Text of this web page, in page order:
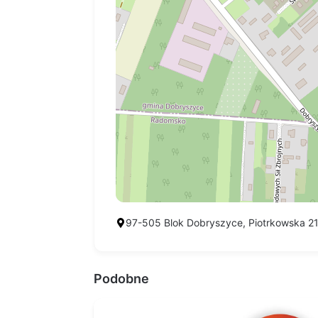
97-505 Blok Dobryszyce, Piotrkowska 21
Podobne